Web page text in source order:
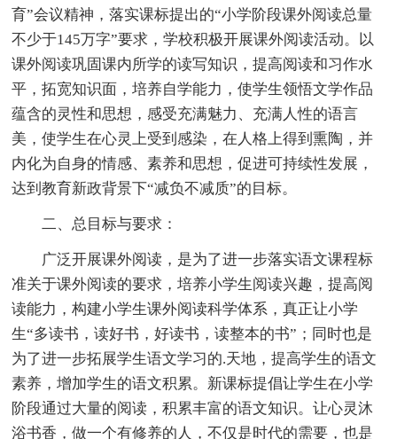
育”会议精神，落实课标提出的“小学阶段课外阅读总量
不少于145万字”要求，学校积极开展课外阅读活动。以
课外阅读巩固课内所学的读写知识，提高阅读和习作水
平，拓宽知识面，培养自学能力，使学生领悟文学作品
蕴含的灵性和思想，感受充满魅力、充满人性的语言
美，使学生在心灵上受到感染，在人格上得到熏陶，并
内化为自身的情感、素养和思想，促进可持续性发展，
达到教育新政背景下“减负不减质”的目标。
二、总目标与要求：
广泛开展课外阅读，是为了进一步落实语文课程标
准关于课外阅读的要求，培养小学生阅读兴趣，提高阅
读能力，构建小学生课外阅读科学体系，真正让小学
生“多读书，读好书，好读书，读整本的书”；同时也是
为了进一步拓展学生语文学习的.天地，提高学生的语文
素养，增加学生的语文积累。新课标提倡让学生在小学
阶段通过大量的阅读，积累丰富的语文知识。让心灵沐
浴书香，做一个有修养的人，不仅是时代的需要，也是